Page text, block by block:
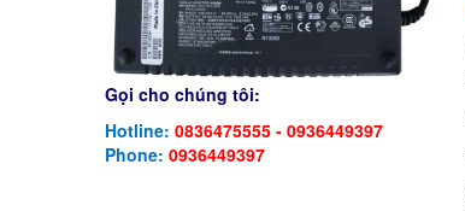
Gọi cho chúng tôi:
Hotline: 0836475555 - 0936449397
Phone: 0936449397